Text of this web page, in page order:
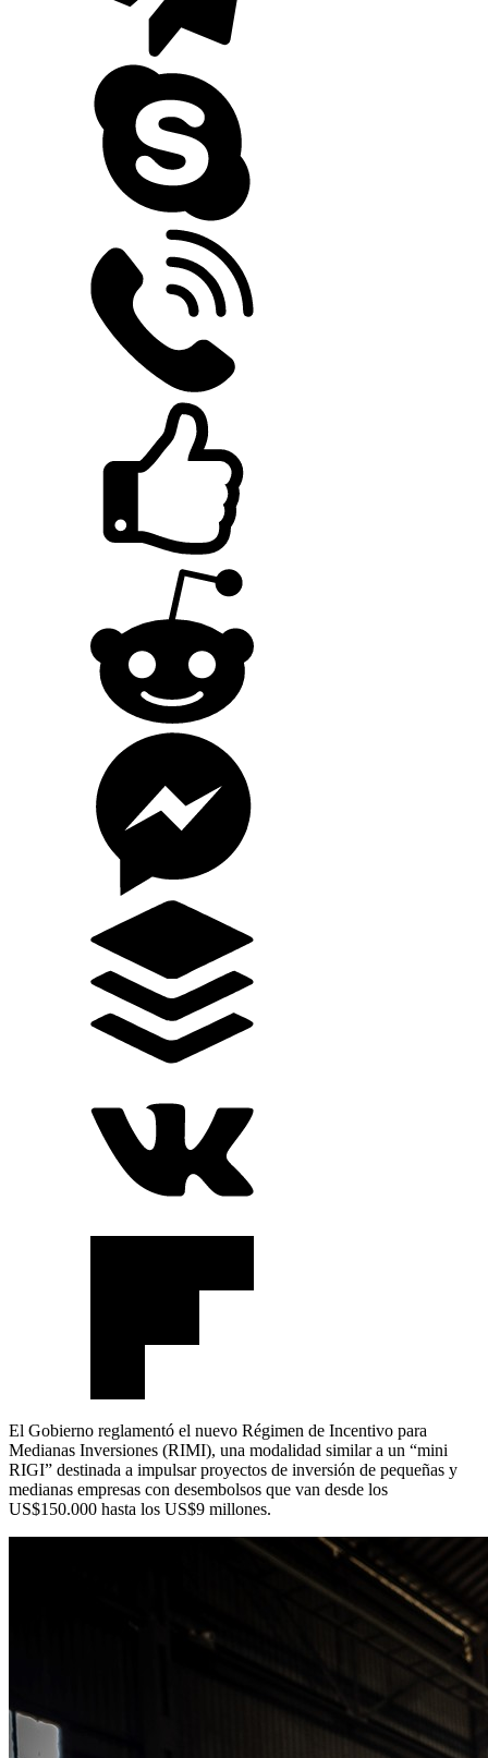
El Gobierno reglamentó el nuevo Régimen de Incentivo para
Medianas Inversiones (RIMI), una modalidad similar a un “mini
RIGI” destinada a impulsar proyectos de inversión de pequeñas y
medianas empresas con desembolsos que van desde los
US$150.000 hasta los US$9 millones.